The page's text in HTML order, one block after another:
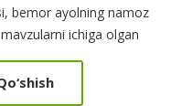
bemor ayolning namoz
ichiga olgan